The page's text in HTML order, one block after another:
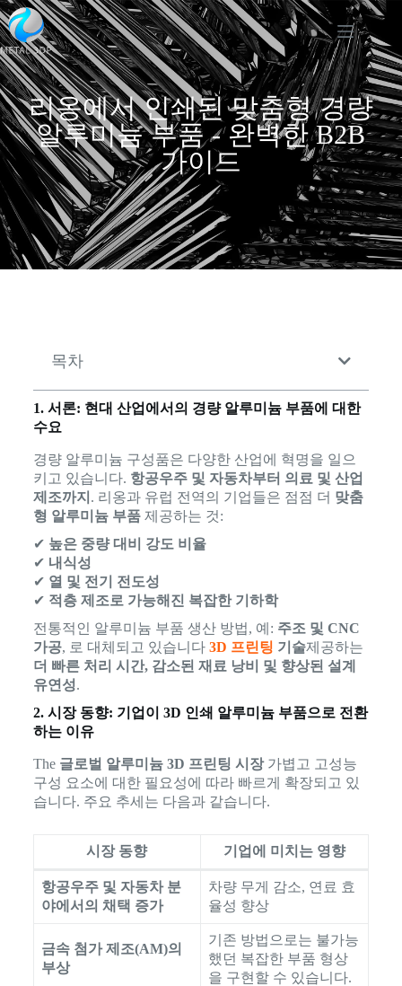
리옹에서 인쇄된 맞춤형 경량
알루미늄 부품 - 완벽한 B2B
가이드
목차
1. 서론: 현대 산업에서의 경량 알루미늄 부품에 대한
수요
경량 알루미늄 구성품은 다양한 산업에 혁명을 일으
키고 있습니다. 항공우주 및 자동차부터 의료 및 산업
제조까지 . 리옹과 유럽 전역의 기업들은 점점 더 맞춤
형 알루미늄 부품제공하는 것:
✔ 높은 중량 대비 강도 비율
✔ 내식성
✔ 열 및 전기 전도성
✔ 적층 제조로 가능해진 복잡한 기하학
전통적인 알루미늄 부품 생산 방법, 예: 주조 및 CNC
가공, 로 대체되고 있습니다 3D 프린팅 기술제공하는
더 빠른 처리 시간, 감소된 재료 낭비 및 향상된 설계
유연성.
2. 시장 동향: 기업이 3D 인쇄 알루미늄 부품으로 전환
하는 이유
The 글로벌 알루미늄 3D 프린팅 시장가볍고 고성능
구성 요소에 대한 필요성에 따라 빠르게 확장되고 있
습니다. 주요 추세는 다음과 같습니다.
시장 동향 기업에 미치는 영향
항공우주 및 자동차 분
야에서의 채택 증가
차량 무게 감소, 연료 효
율성 향상
금속 첨가 제조(AM)의
부상
기존 방법으로는 불가능
했던 복잡한 부품 형상
을 구현할 수 있습니다.